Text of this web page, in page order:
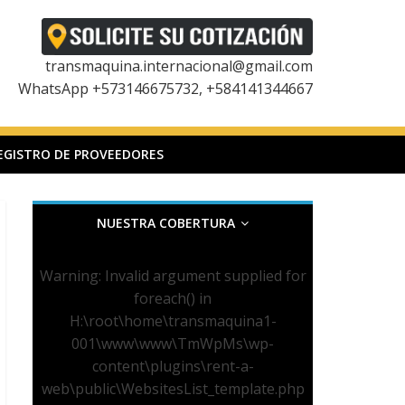
transmaquina.internacional@gmail.com
WhatsApp +573146675732, +584141344667
DE PROVEEDORES
NUESTRA COBERTURA
Warning: Invalid argument supplied for
foreach() in
H:\root\home\transmaquina1-
001\www\www\TmWpMs\wp-
content\plugins\rent-a-
web\public\WebsitesList_template.php